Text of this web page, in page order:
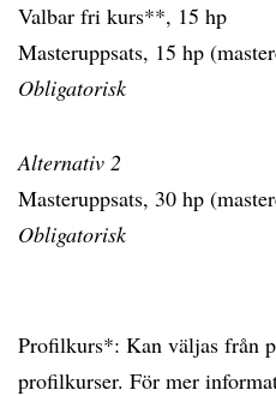
Valbar fri kurs**, 15 hp
Masteruppsats, 15 hp
Obligatorisk
Alternativ 2
Masteruppsats, 30 hp
Obligatorisk
Profilkurs*: Kan väljas från
profilkurser. För mer